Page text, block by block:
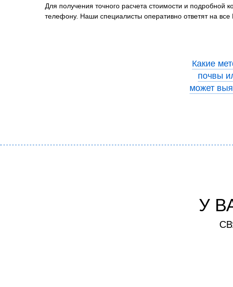
Для получения точного расчета стоимости и
телефону. Наши специалисты оперативно ответят на
Какие
почвы
может
У